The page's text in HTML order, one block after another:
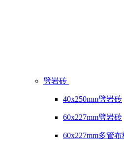
劈岩砖
40x250mm劈岩砖
60x227mm劈岩砖
60x227mm多管